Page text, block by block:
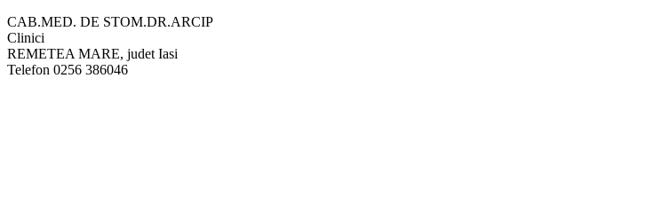
CAB.MED. DE STOM.DR.ARCIP
Clinici
REMETEA MARE, judet Iasi
Telefon 0256 386046